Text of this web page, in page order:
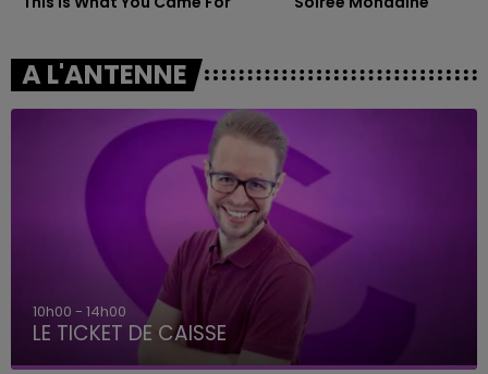
A L'ANTENNE
10h00 - 14h00
LE TICKET DE CAISSE